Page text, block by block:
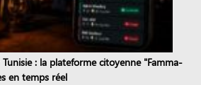
: la plateforme citoyenne "Famma-
en temps réel